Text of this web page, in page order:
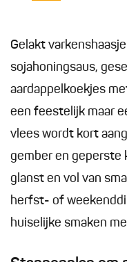
Gelakt
sojahoningsaus,
aardappelkoekjes
een feestelijk maar
vlees wordt kort
gember en geperste
glanst en vol van
herfst- of
huiselijke smaken